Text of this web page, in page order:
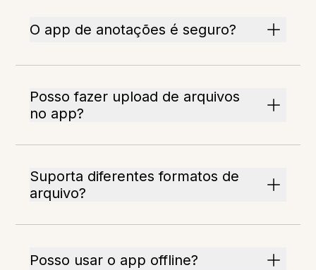
O app de anotações é seguro?
Posso fazer upload de arquivos
no app?
Suporta diferentes formatos de
arquivo?
Posso usar o app offline?